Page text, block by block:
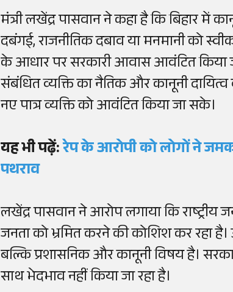
मंत्री लखेंद्र पासवान ने कहा है कि बिहार में
दबंगई, राजनीतिक दबाव या मनमानी को
के आधार पर सरकारी आवास आवंटित किया
संबंधित व्यक्ति का नैतिक और कानूनी
नए पात्र व्यक्ति को आवंटित किया जा सके।
यह भी पढ़ें:रेप के आरोपी को लोगों ने
पथराव
लखेंद्र पासवान ने आरोप लगाया कि
जनता को भ्रमित करने की कोशिश कर रहा है।
बल्कि प्रशासनिक और कानूनी विषय है।
साथ भेदभाव नहीं किया जा रहा है।